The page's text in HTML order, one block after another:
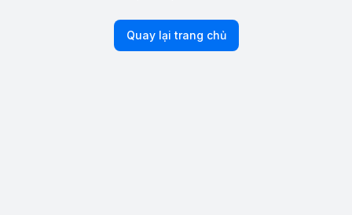
Quay lại trang chủ